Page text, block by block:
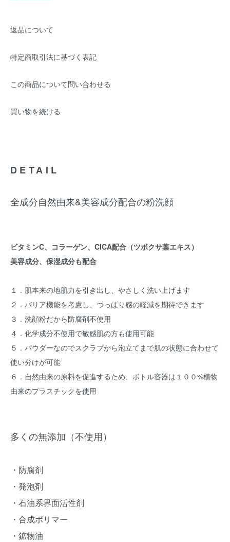
返品について
特定商取引法に基づく表記
この商品について問い合わせる
買い物を続ける
DETAIL
全成分自然由来&美容成分配合の粉洗顔
ビタミンC、コラーゲン、CICA配合（ツボクサ葉エキス）
美容成分、保湿成分も配合
１．肌本来の地肌力を引き出し、やさしく洗い上げます
２．バリア機能を考慮し、つっぱり感の軽減を期待できます
３．洗顔粉だから防腐剤不使用
４．化学成分不使用で敏感肌の方も使用可能
５．パウダーなのでスクラブから泡立てまで肌の状態に合わせて
使い分けが可能
６．自然由来の原料を促進するため、ボトル容器は１００%植物
由来のプラスチックを使用
多くの無添加（不使用）
・防腐剤
・発泡剤
・石油系界面活性剤
・合成ポリマー
・鉱物油